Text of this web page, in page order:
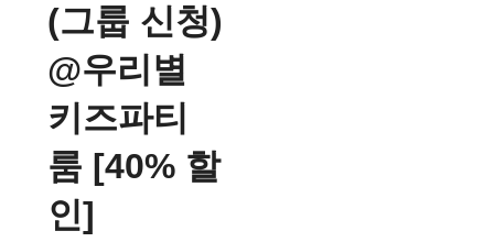
(그룹 신청)
@우리별
키즈파티
룸 [40% 할
인]